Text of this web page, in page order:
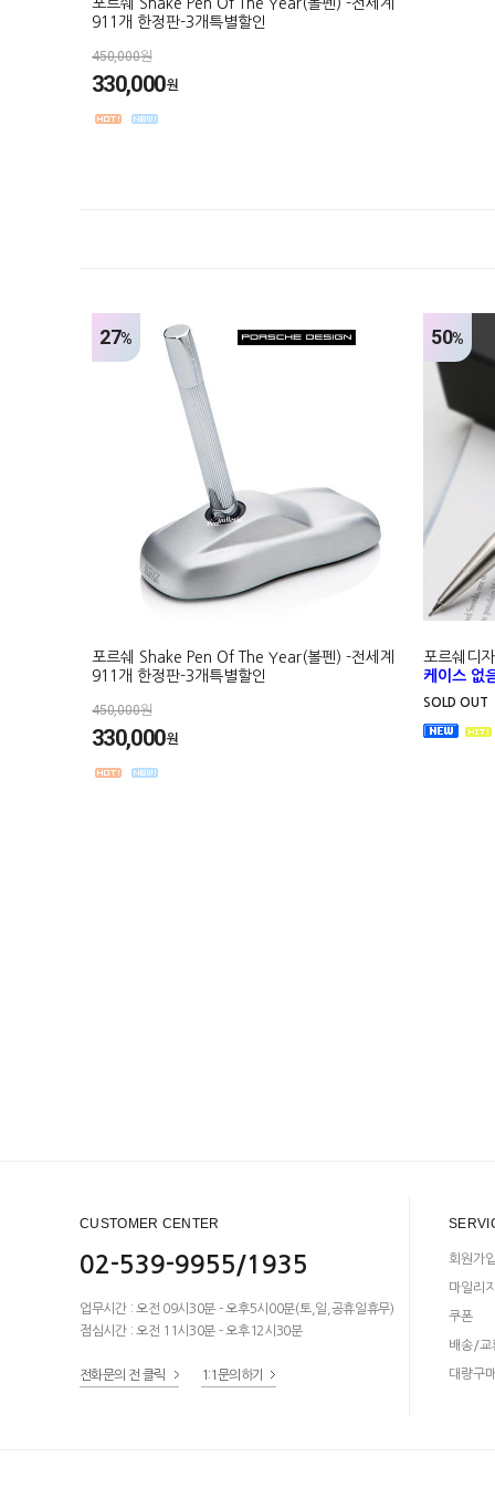
포르쉐 Shake Pen Of The Year(볼펜) -전세계
911개 한정판-3개특별할인
450,000원
330,000원
27%
포르쉐 Shake Pen Of The Year(볼펜) -전세계
911개 한정판-3개특별할인
450,000원
330,000원
50%
포르쉐디
케이스 없
SOLD OUT
CUSTOMER CENTER
02-539-9955/1935
업무시간 : 오전 09시30분 - 오후5시00분(토,일,공휴일휴무)
점심시간 : 오전 11시30분 - 오후12시30분
전화문의 전 클릭 1:1문의하기
회원가
마일리
쿠폰
배송/교
대량구